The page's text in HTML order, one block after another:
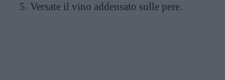
Versate il vino addensato sulle pere.